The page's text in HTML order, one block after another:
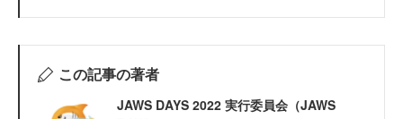
この記事の著者
JAWS DAYS 2022 実行委員会（JAWS